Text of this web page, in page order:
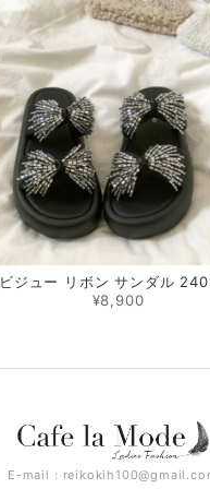
ビジュー リボン サンダル
¥8,900
E-mail：